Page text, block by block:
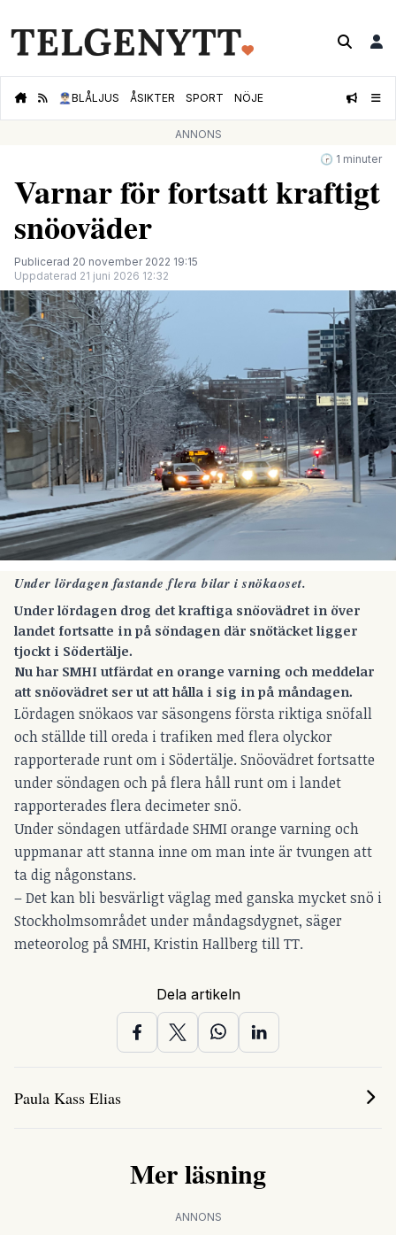
👮🏻‍♂️BLÅLJUS ÅSIKTER SPORT NÖJE
ANNONS
🕝 1 minuter
Varnar för fortsatt kraftigt
snöoväder
Publicerad 20 november 2022 19:15
Uppdaterad 21 juni 2026 12:32
Under lördagen fastande flera bilar i snökaoset.
Under lördagen drog det kraftiga snöovädret in över
landet fortsatte in på söndagen där snötäcket ligger
tjockt i Södertälje.
Nu har SMHI utfärdat en orange varning och meddelar
att snöovädret ser ut att hålla i sig in på måndagen.
Lördagen snökaos var säsongens första riktiga snöfall
och ställde till oreda i trafiken med flera olyckor
rapporterade runt om i Södertälje. Snöovädret fortsatte
under söndagen och på flera håll runt om i landet
rapporterades flera decimeter snö.
Under söndagen utfärdade SHMI orange varning och
uppmanar att stanna inne om man inte är tvungen att
ta dig någonstans.
– Det kan bli besvärligt väglag med ganska mycket snö i
Stockholmsområdet under måndagsdygnet, säger
meteorolog på SMHI, Kristin Hallberg till TT.
Dela artikeln
Paula Kass Elias
Mer läsning
ANNONS